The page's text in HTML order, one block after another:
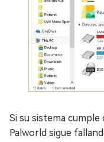
Si su sistema
Palworld sigue